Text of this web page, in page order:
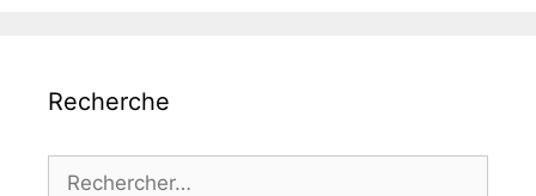
Recherche
Rechercher :